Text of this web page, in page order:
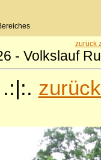
zurück
- Volkslauf
.:|:.